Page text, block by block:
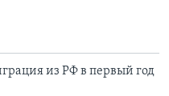
из РФ в первый год